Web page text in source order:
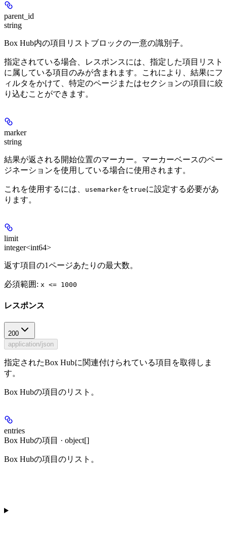
parent_id
string
Box Hub内の項目リストブロックの一意の識別子。
指定されている場合、レスポンスには、指定した項目リスト
に属している項目のみが含まれます。これにより、結果にフ
ィルタをかけて、特定のページまたはセクションの項目に絞
り込むことができます。
marker
string
結果が返される開始位置のマーカー。マーカーベースのペー
ジネーションを使用している場合に使用されます。
これを使用するには、 usemarkerをtrueに設定する必要があ
ります。
limit
integer<int64>
返す項目の1ページあたりの最大数。
必須範囲 : x <= 1000
レスポンス
200
application/json
指定されたBox Hubに関連付けられている項目を取得しま
す。
Box Hubの項目のリスト。
entries
Box Hubの項目 · object[]
Box Hubの項目のリスト。